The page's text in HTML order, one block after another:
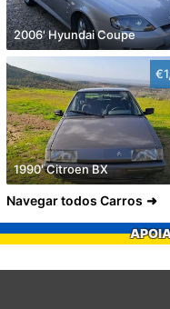
2006' Hyundai Coupe
1990' Citroen BX
Navegar todos Carros